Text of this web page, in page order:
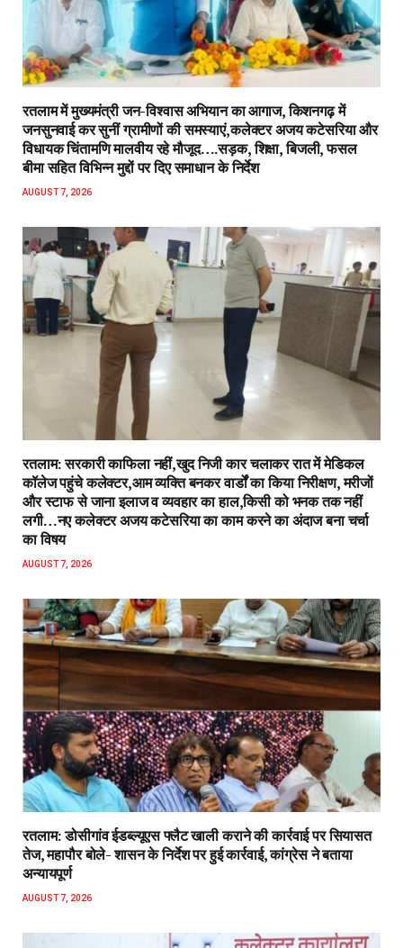
रतलाम में मुख्यमंत्री जन-विश्वास अभियान का आगाज, किशनगढ़ में
जनसुनवाई कर सुनीं ग्रामीणों की समस्याएं,कलेक्टर अजय कटेसरिया और
विधायक चिंतामणि मालवीय रहे मौजूद….सड़क, शिक्षा, बिजली, फसल
बीमा सहित विभिन्न मुद्दों पर दिए समाधान के निर्देश
AUGUST 7, 2026
रतलाम: सरकारी काफिला नहीं,खुद निजी कार चलाकर रात में मेडिकल
कॉलेज पहुंचे कलेक्टर,आम व्यक्ति बनकर वार्डों का किया निरीक्षण, मरीजों
और स्टाफ से जाना इलाज व व्यवहार का हाल,किसी को भनक तक नहीं
लगी…नए कलेक्टर अजय कटेसरिया का काम करने का अंदाज बना चर्चा
का विषय
AUGUST 7, 2026
रतलाम: डोसीगांव ईडब्ल्यूएस फ्लैट खाली कराने की कार्रवाई पर सियासत
तेज, महापौर बोले- शासन के निर्देश पर हुई कार्रवाई, कांग्रेस ने बताया
अन्यायपूर्ण
AUGUST 7, 2026